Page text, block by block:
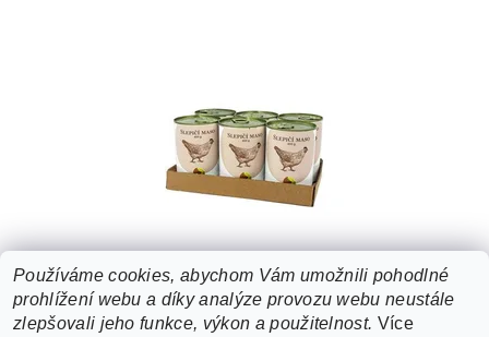
BOHEMIA MASO SLEPIČÍ VE VLASTNÍ ŠŤÁVĚ
SIX PACK 6X400G
Používáme cookies, abychom Vám umožnili pohodlné
prohlížení webu a díky analýze provozu webu neustále
zlepšovali jeho funkce, výkon a použitelnost. Více